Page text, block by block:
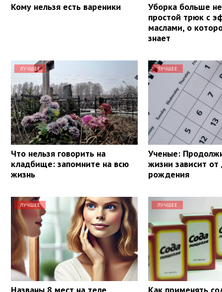
Кому нельзя есть вареники
Уборка больше
простой трюк с
маслами, о
знает
ЛУЧШЕЕ
Что нельзя говорить на
кладбище: запомните на всю
жизнь
ЛУЧШЕЕ
Ученые:
жизни зависит
рождения
ЛУЧШЕЕ
Названы 8 мест на теле,
ЛУЧШЕЕ
Как применять